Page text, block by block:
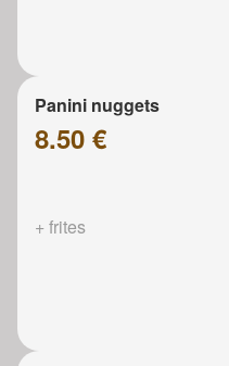
Panini nuggets
8.50 €
+ frites